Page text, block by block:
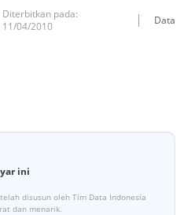
Diterbitkan pada:
11/04/2010
Data
ini
disusun oleh Tim Data Indonesia
dan menarik.